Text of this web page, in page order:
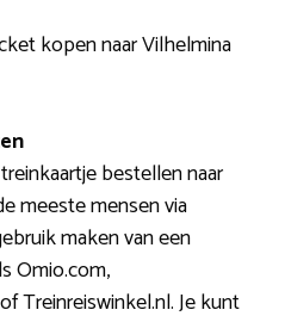
kopen naar Vilhelmina
bestellen naar
meeste mensen via
maken van een
Omio.com,
Treinreiswinkel.nl. Je kunt